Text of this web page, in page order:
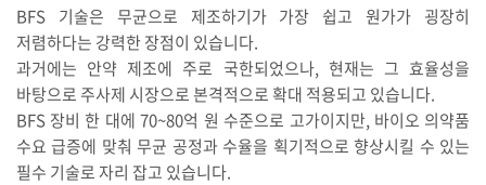
BFS 기술은 무균으로 제조하기가 가장 쉽고 원가가 굉장히
저렴하다는 강력한 장점이 있습니다.
과거에는 안약 제조에 주로 국한되었으나, 현재는 그 효율성을
바탕으로 주사제 시장으로 본격적으로 확대 적용되고 있습니다.
BFS 장비 한 대에 70~80억 원 수준으로 고가이지만, 바이오 의약품
수요 급증에 맞춰 무균 공정과 수율을 획기적으로 향상시킬 수 있는
필수 기술로 자리 잡고 있습니다.